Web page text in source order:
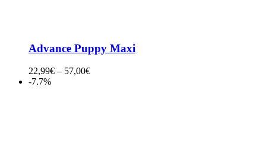
Advance Puppy Maxi
22,99€ – 57,00€
-7.7%